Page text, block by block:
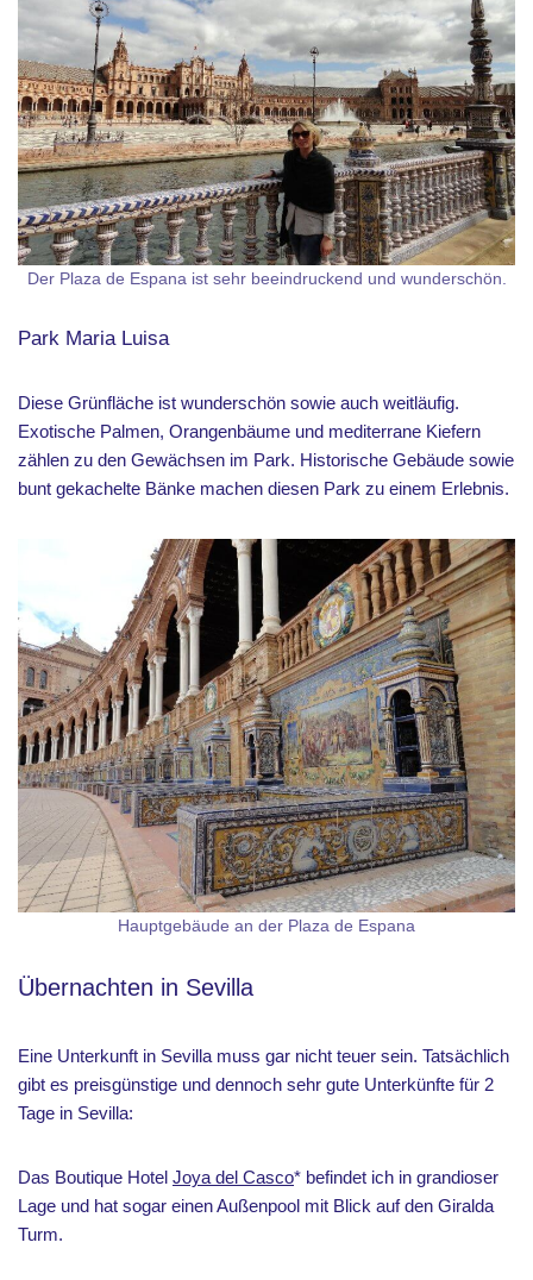
Der Plaza de Espana ist sehr beeindruckend und wunderschön.
Park Maria Luisa
Diese Grünfläche ist wunderschön sowie auch weitläufig.
Exotische Palmen, Orangenbäume und mediterrane Kiefern
zählen zu den Gewächsen im Park. Historische Gebäude sowie
bunt gekachelte Bänke machen diesen Park zu einem Erlebnis.
Hauptgebäude an der Plaza de Espana
Übernachten in Sevilla
Eine Unterkunft in Sevilla muss gar nicht teuer sein. Tatsächlich
gibt es preisgünstige und dennoch sehr gute Unterkünfte für 2
Tage in Sevilla:
Das Boutique Hotel Joya del Casco* befindet ich in grandioser
Lage und hat sogar einen Außenpool mit Blick auf den Giralda
Turm.